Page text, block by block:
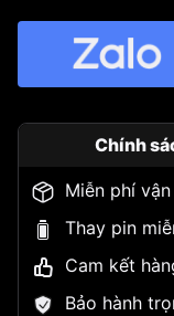
Chính
Miễn phí
Thay pin
Cam kết
Bảo hành